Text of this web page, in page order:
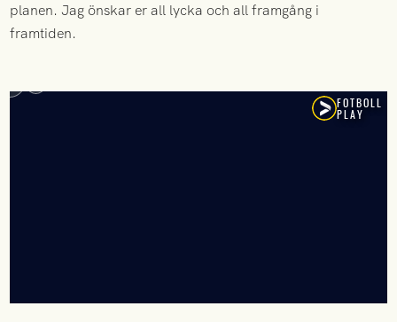
planen. Jag önskar er all lycka och all framgång i
framtiden.